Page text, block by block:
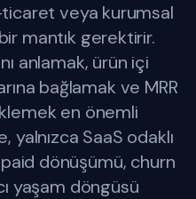
veya kurumsal
mantık gerektirir.
anlamak, ürün içi
bağlamak ve MRR
en önemli
SaaS odaklı
dönüşümü, churn
yaşam döngüsü